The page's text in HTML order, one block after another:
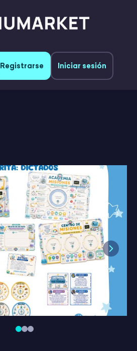
Registrarse Iniciar sesión
Next